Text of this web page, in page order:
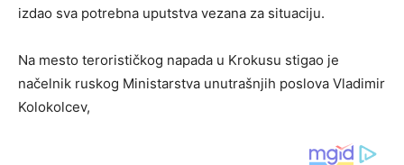
izdao sva potrebna uputstva vezana za situaciju.
Na mesto terorističkog napada u Krokusu stigao je
načelnik ruskog Ministarstva unutrašnjih poslova Vladimir
Kolokolcev,